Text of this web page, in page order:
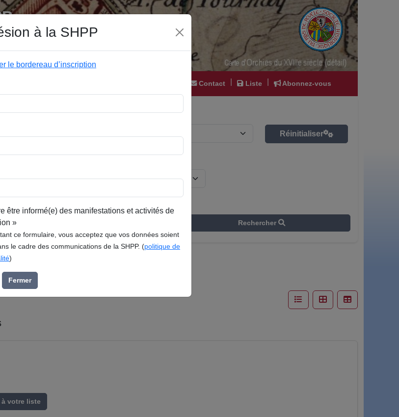
Contact Liste Abonnez-vous
Rubrique :
Réinitialiser
: Classer par :
Rechercher
votre liste
à la SHPP
le bordereau d’inscription
être informé(e) des manifestations et activités de
»
ce formulaire, vous acceptez que vos données soient
le cadre des communications de la SHPP. (politique de
)
Fermer